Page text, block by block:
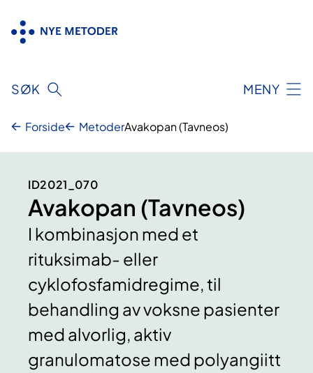
innhold
SØK MENY
Forside MetoderAvakopan (Tavneos)
ID2021_070
Avakopan (Tavneos)
I kombinasjon med et
rituksimab- eller
cyklofosfamidregime, til
behandling av voksne pasienter
med alvorlig, aktiv
granulomatose med polyangiitt